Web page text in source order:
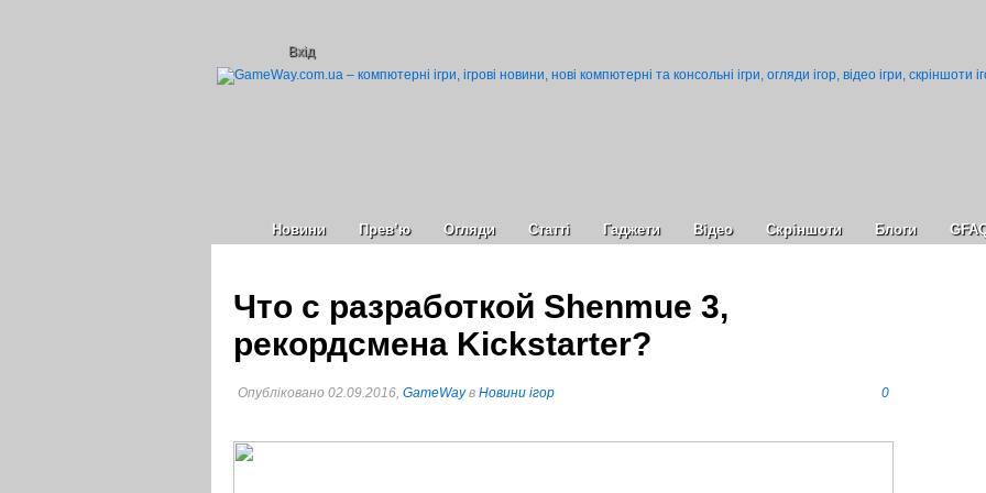
Вхід
Новини Прев’ю Огляди Статті Гаджети Відео Cкріншоти Блоги
Что с разработкой Shenmue 3,
рекордсмена Kickstarter?
Опубліковано 02.09.2016, GameWayв Новини ігор 0